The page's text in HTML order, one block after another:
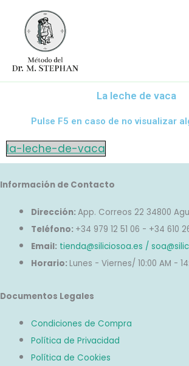
contenido
La leche de vaca
Pulse F5 en caso de no visualizar
la-leche-de-vaca
Información de Contacto
Dirección: App. Correos 22 34800
Teléfono: +34 979 12 51 06 - +34 610
Email: tienda@siliciosoa.es /
Horario: Lunes - Viernes/ 10:00 AM -
Documentos Legales
Condiciones de Compra
Política de Privacidad
Política de Cookies